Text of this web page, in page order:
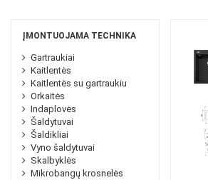
ĮMONTUOJAMA TECHNIKA
Gartraukiai
Kaitlentės
Kaitlentės su gartraukiu
Orkaitės
Indaplovės
Šaldytuvai
Šaldikliai
Vyno šaldytuvai
Skalbyklės
Mikrobangų krosnelės